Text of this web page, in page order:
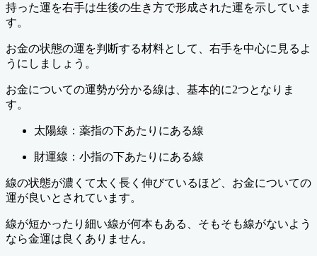
持った運を右手は生後の生き方で形成された運を示していま
す。
お金の状態の運を判断する材料として、右手を中心に見るよ
うにしましょう。
お金についての運勢が分かる線は、基本的に2つとなりま
す。
太陽線：薬指の下あたりにある線
財運線：小指の下あたりにある線
線の状態が濃くて太く長く伸びているほど、お金についての
運が良いとされています。
線が短かったり細い線が何本もある、そもそも線がないよう
なら金運は良くありません。